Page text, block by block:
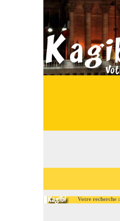
Votre recherche :